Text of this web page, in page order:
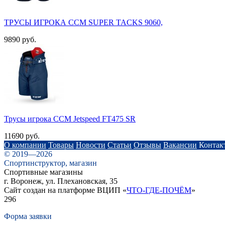
ТРУСЫ ИГРОКА CCM SUPER TACKS 9060,
9890 руб.
Трусы игрока ССМ Jetspeed FT475 SR
11690 руб.
О компании Товары Новости Статьи Отзывы Вакансии
© 2019—2026
Спортинструктор, магазин
Спортивные магазины
г. Воронеж, ул. Плехановская, 35
Сайт создан на платформе ВЦИП «ЧТО-ГДЕ-ПОЧЁМ»
296
Форма заявки